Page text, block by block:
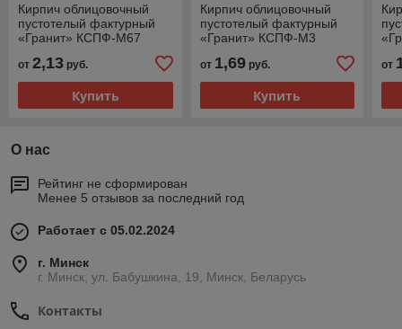
Кирпич облицовочный
пустотелый фактурный
«Гранит» КСПФ-М67
от 2,13 руб.
Купить
Кирпич облицовочный
пустотелый фактурный
«Гранит» КСПФ-М3
от 1,69руб.
Купить
от
О нас
Рейтинг не сформирован
Менее 5 отзывов за последний год
Работает с 05.02.2024
г. Минск
г. Минск, ул. Бабушкина, 19, Минск, Беларусь
Контакты